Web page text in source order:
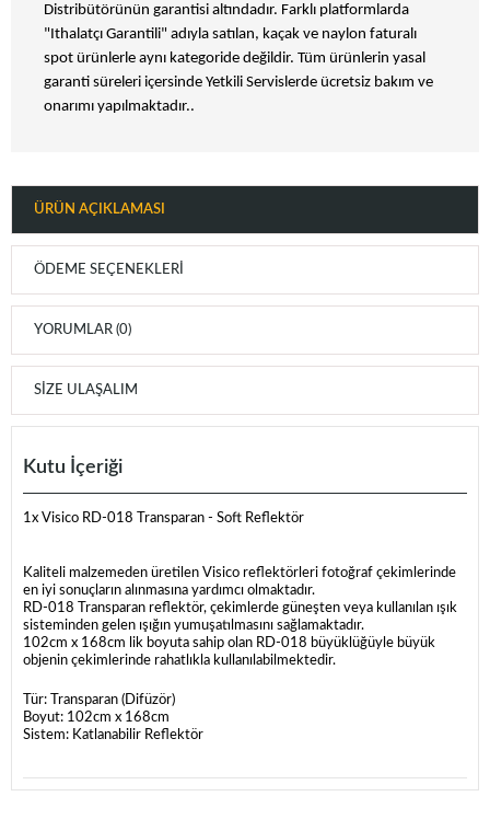
Distribütörünün garantisi altındadır. Farklı platformlarda
"Ithalatçı Garantili" adıyla satılan, kaçak ve naylon faturalı
spot ürünlerle aynı kategoride değildir. Tüm ürünlerin yasal
garanti süreleri içersinde Yetkili Servislerde ücretsiz bakım ve
onarımı yapılmaktadır..
ÜRÜN AÇIKLAMASI
ÖDEME SEÇENEKLERI
YORUMLAR (0)
SIZE ULAŞALIM
Kaliteli malzemeden üretilen Visico reflektörleri fotoğraf çekimlerinde
en iyi sonuçların alınmasına yardımcı olmaktadır.
RD-018 Transparan reflektör, çekimlerde güneşten veya kullanılan ışık
sisteminden gelen ışığın yumuşatılmasını sağlamaktadır.
102cm x 168cm lik boyuta sahip olan RD-018 büyüklüğüyle büyük
objenin çekimlerinde rahatlıkla kullanılabilmektedir.
Tür: Transparan (Difüzör)
Boyut: 102cm x 168cm
Sistem: Katlanabilir Reflektör
Kutu İçeriği
1x Visico RD-018 Transparan - Soft Reflektör